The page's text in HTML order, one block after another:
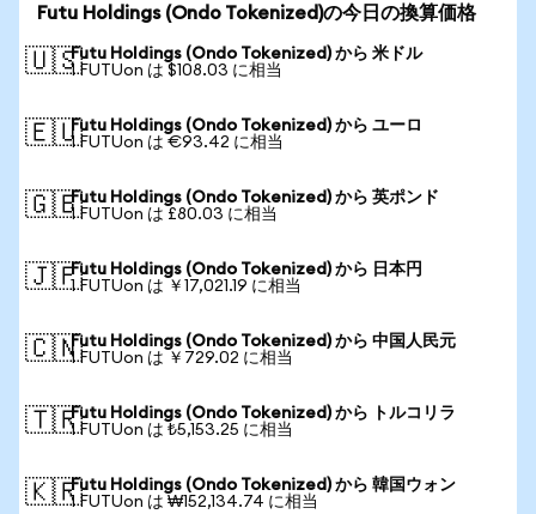
Futu Holdings (Ondo Tokenized)の今日の換算価格
🇺🇸Futu Holdings (Ondo Tokenized) から 米ドル
1 FUTUon は $108.03 に相当
🇪🇺Futu Holdings (Ondo Tokenized) から ユーロ
1 FUTUon は €93.42 に相当
🇬🇧Futu Holdings (Ondo Tokenized) から 英ポンド
1 FUTUon は £80.03 に相当
🇯🇵Futu Holdings (Ondo Tokenized) から 日本円
1 FUTUon は ￥17,021.19 に相当
🇨🇳Futu Holdings (Ondo Tokenized) から 中国人民元
1 FUTUon は ￥729.02 に相当
🇹🇷Futu Holdings (Ondo Tokenized) から トルコリラ
1 FUTUon は ₺5,153.25 に相当
🇰🇷Futu Holdings (Ondo Tokenized) から 韓国ウォン
1 FUTUon は ₩152,134.74 に相当